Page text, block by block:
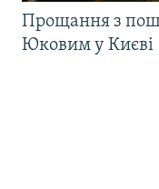
Прощання з
Юковим у Києві